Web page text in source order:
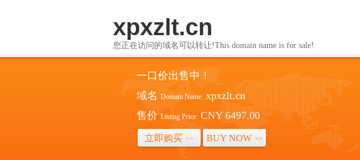
xpxzlt.cn
您正在访问的域名可以转让!This domain name is for sale!
一口价出售中！
域名 Domain Name: xpxzlt.cn
售价 Listing Price: CNY 6497.00
立即购买 >> BUY NOW >>